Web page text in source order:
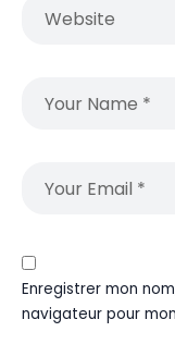
Enregistrer mon
navigateur pour